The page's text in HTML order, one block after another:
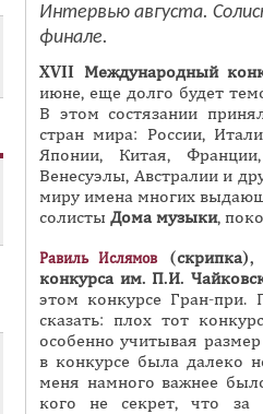
П
О
П
к
и
в
н
а
я
в
к
л
а
д
к
а
)
Интервью августа.
финале.
XVII Международный
июне, еще долго будет
В этом состязании
стран мира: России,
Японии, Китая,
Венесуэлы, Австралии и
миру имена многих
солисты Дома музыки,
Равиль Ислямов
конкурса им. П.И.
этом конкурсе Гран-при.
сказать: плох тот
особенно учитывая
в конкурсе была далеко
меня намного важнее
кого не секрет, что за